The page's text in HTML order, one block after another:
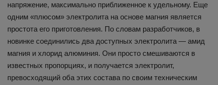
напряжение, максимально приближенное к удельному. Еще
одним «плюсом» электролита на основе магния является
простота его приготовления. По словам разработчиков, в
новинке соединились два доступных электролита — амид
магния и хлорид алюминия. Они просто смешиваются в
известных пропорциях, и получается электролит,
превосходящий оба этих состава по своим техническим